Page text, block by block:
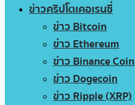
ข่าวคริปโตเคอเรนซี่
ข่าว Bitcoin
ข่าว Ethereum
ข่าว Binance Coin
ข่าว Dogecoin
ข่าว Ripple (XRP)